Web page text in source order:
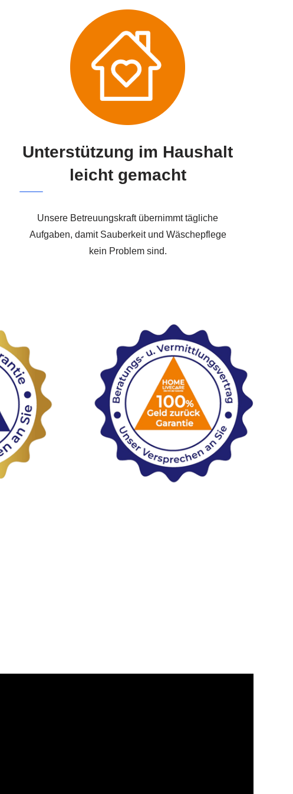
Unterstützung im Haushalt
leicht gemacht
Unsere Betreuungskraft übernimmt tägliche
Aufgaben, damit Sauberkeit und Wäschepflege
kein Problem sind.